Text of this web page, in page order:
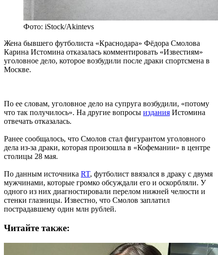
Фото: iStock/Akintevs
Жена бывшего футболиста «Краснодара» Фёдора Смолова
Карина Истомина отказалась комментировать «Известиям»
уголовное дело, которое возбудили после драки спортсмена в
Москве.
По ее словам, уголовное дело на супруга возбудили, «потому
что так получилось». На другие вопросы издания Истомина
отвечать отказалась.
Ранее сообщалось, что Смолов стал фигурантом уголовного
дела из-за драки, которая произошла в «Кофемании» в центре
столицы 28 мая.
По данным источника RT, футболист ввязался в драку с двумя
мужчинами, которые громко обсуждали его и оскорбляли. У
одного из них диагностировали перелом нижней челюсти и
стенки глазницы. Известно, что Смолов заплатил
пострадавшему один млн рублей.
Читайте также: